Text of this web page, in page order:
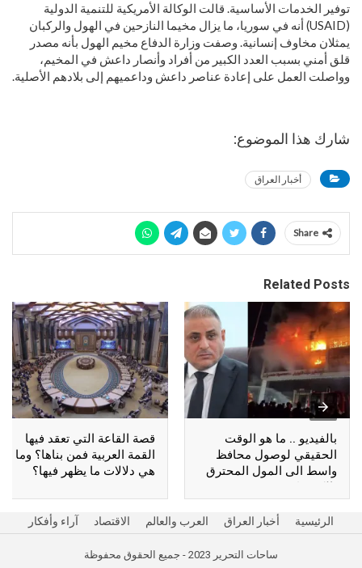
توفير الخدمات الأساسية. قالت الوكالة الأمريكية للتنمية الدولية
(USAID) أنه في سوريا، ما يزال مخيما النازحين في الهول والركبان
يمثلان مخاوف إنسانية. وصفت وزارة الدفاع مخيم الهول بأنه مصدر
قلق أمني بسبب العدد الكبير من أفراد وأنصار داعش في المخيم،
وواصلت العمل على إعادة عناصر داعش وداعميهم إلى بلادهم الأصلية.
شارك هذا الموضوع:
أخبار العراق
Share
Related Posts
بالفيديو .. ما هو الوقت
الحقيقي لوصول محافظ
واسط الى المول المحترق
بالكوت؟
قصة القاعة التي تعقد فيها
القمة العربية فمن بناها؟ وما
هي دلالات ما يظهر فيها؟
الرئيسية أخبار العراق العرب والعالم الاقتصاد آراء وأفكار
ساحات التحرير 2023 - جميع الحقوق محفوظة